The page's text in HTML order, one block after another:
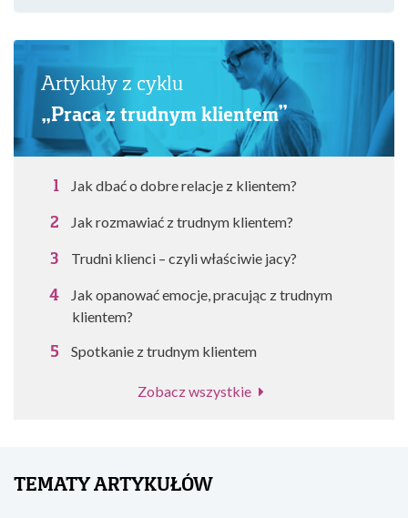
Artykuły z cyklu
„Praca z trudnym klientem”
Jak dbać o dobre relacje z klientem?
Jak rozmawiać z trudnym klientem?
Trudni klienci – czyli właściwie jacy?
Jak opanować emocje, pracując z trudnym
klientem?
Spotkanie z trudnym klientem
Zobacz wszystkie
TEMATY ARTYKUŁÓW